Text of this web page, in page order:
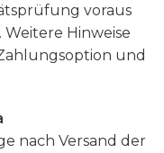
voraus
Hinweise
und
nach Versand der